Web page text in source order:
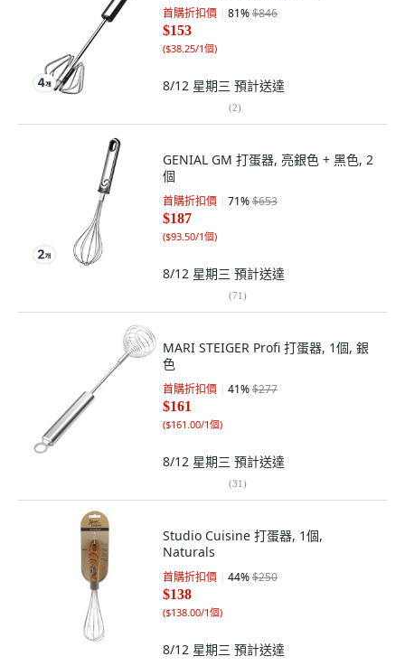
首購折扣價 81%$846
$153
($38.25/1個)
8/12 星期三 預計送達
(2)
GENIAL GM 打蛋器, 亮銀色 + 黑色, 2
個
首購折扣價 71%$653
$187
($93.50/1個)
8/12 星期三 預計送達
(71)
MARI STEIGER Profi 打蛋器, 1個, 銀
色
首購折扣價 41%$277
$161
($161.00/1個)
8/12 星期三 預計送達
(31)
Studio Cuisine 打蛋器, 1個,
Naturals
首購折扣價 44%$250
$138
($138.00/1個)
8/12 星期三 預計送達